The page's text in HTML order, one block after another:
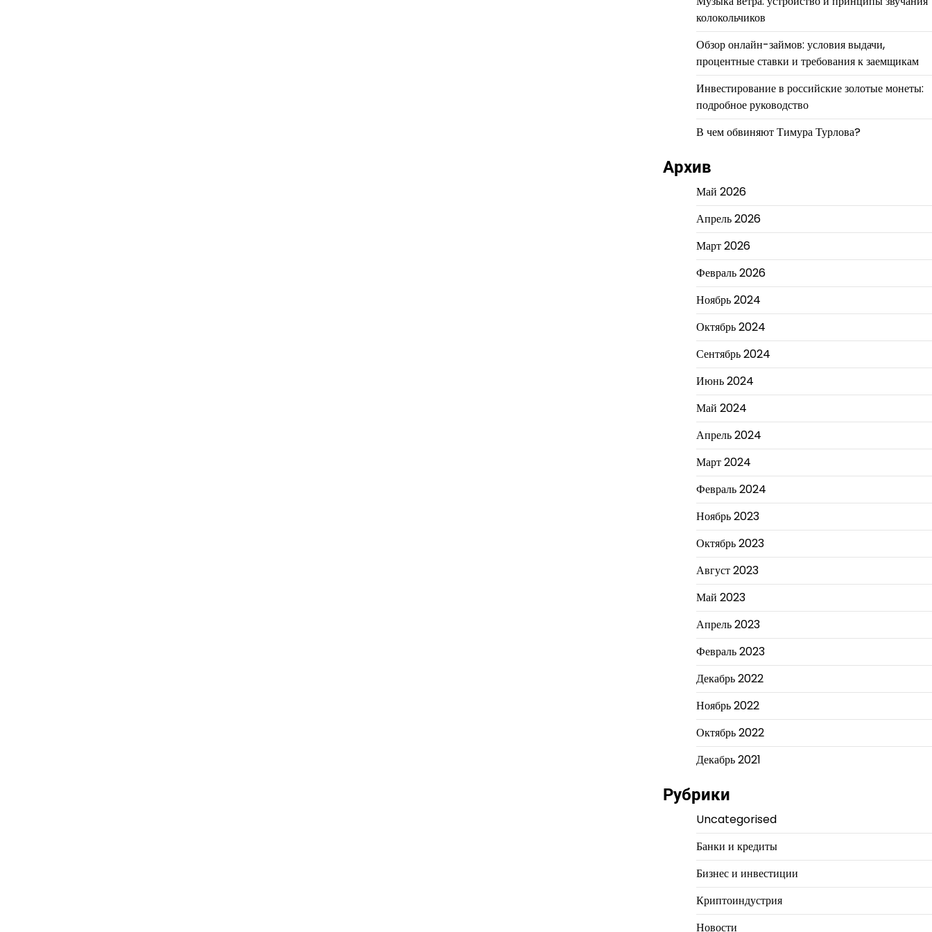
колокольчиков
Обзор онлайн-займов: условия выдачи,
процентные ставки и требования к заемщикам
Инвестирование в российские золотые монеты:
подробное руководство
В чем обвиняют Тимура Турлова?
Архив
Май 2026
Апрель 2026
Март 2026
Февраль 2026
Ноябрь 2024
Октябрь 2024
Сентябрь 2024
Июнь 2024
Май 2024
Апрель 2024
Март 2024
Февраль 2024
Ноябрь 2023
Октябрь 2023
Август 2023
Май 2023
Апрель 2023
Февраль 2023
Декабрь 2022
Ноябрь 2022
Октябрь 2022
Декабрь 2021
Рубрики
Uncategorised
Банки и кредиты
Бизнес и инвестиции
Криптоиндустрия
Новости